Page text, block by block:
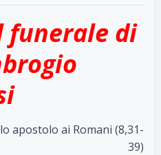
funerale di
apostolo ai Romani (8,31-
39)